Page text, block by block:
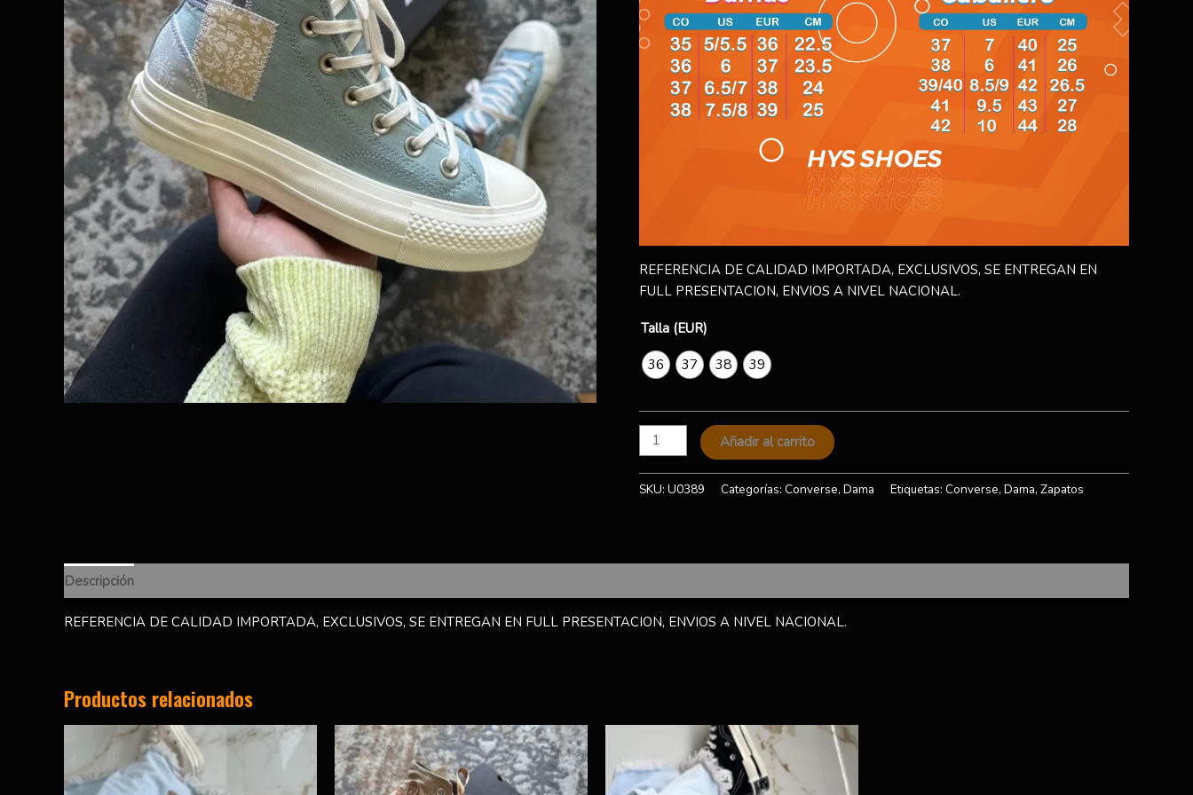
REFERENCIA DE CALIDAD IMPORTADA, EXCLUSIVOS, SE ENTREGAN EN
FULL PRESENTACION, ENVIOS A NIVEL NACIONAL.
Talla (EUR)
36 37 38 39
Añadir al carrito
SKU: U0389 Categorías: Converse, Dama Etiquetas: Converse, Dama, Zapatos
Descripción
REFERENCIA DE CALIDAD IMPORTADA, EXCLUSIVOS, SE ENTREGAN EN FULL PRESENTACION, ENVIOS A NIVEL NACIONAL.
Productos relacionados